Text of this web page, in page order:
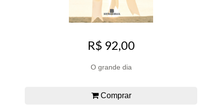
R$ 92,00
O grande dia
Comprar